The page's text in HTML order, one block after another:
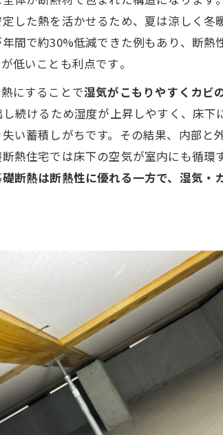
した熱を活かせるため、夏は涼しく
間で約30%低減できた例もあり​、断
低いことも利点です​。
にすることで湿気がこもりやすくカビ
続けるため湿度が上昇しやすく、床
蓄積しがちです。その結果、内部と
熱住宅では床下の空気が室内にも循
断熱は断熱性に優れる一方で、湿気